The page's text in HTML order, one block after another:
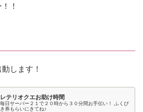
！
します！
レテリオクエお助け時間
毎日サーバー２１で２０時から３０分間お手伝い！ ふくび
き券もらいにきてね♪